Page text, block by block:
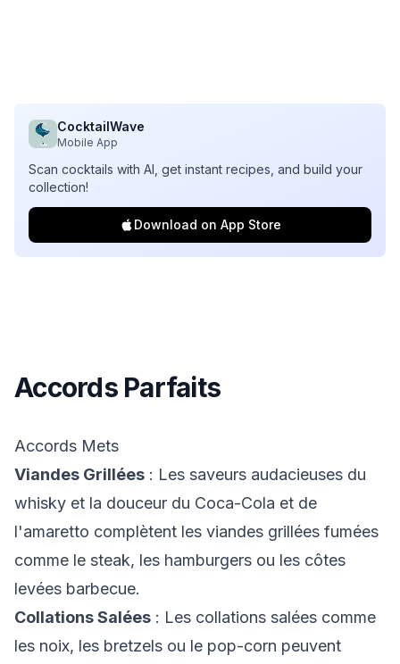
CocktailWave
Mobile App
Scan cocktails with AI, get instant recipes, and build your
collection!
Download on App Store
Accords Parfaits
Accords Mets
Viandes Grillées : Les saveurs audacieuses du
whisky et la douceur du Coca-Cola et de
l'amaretto complètent les viandes grillées fumées
comme le steak, les hamburgers ou les côtes
levées barbecue.
Collations Salées : Les collations salées comme
les noix, les bretzels ou le pop-corn peuvent